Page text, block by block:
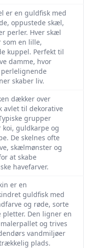
er en guldfisk med
oppustede skæl,
perler. Hver skæl
som en lille,
kuppel. Perfekt til
damme, hvor
skaber liv.
dækker over
avlet til dekorative
grupper
koi, guldkarpe og
De skelnes ofte
skælmønster og
at skabe
havefarver.
er en
guldfisk med
og røde, sorte
pletter. Den ligner en
og trives
vandmiljøer
plads.